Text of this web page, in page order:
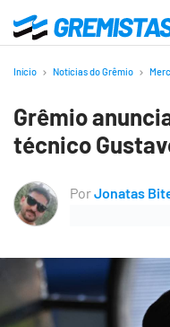
para
principal
Gremistas
Início Notícias do Grêmio
Grêmio
técnico
PorJonatas